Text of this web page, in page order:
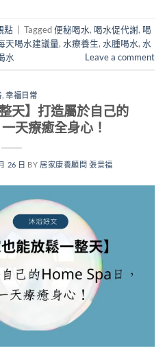
點 Tagged便秘喝水, 喝水促代謝, 喝
天喝水建議量, 水療養生, 水腫喝水, 水
水 Leave a comment
, 幸福日常
天】打造屬於自己的
天療癒全身心！
26 日 BY 居家康養顧問 張景福